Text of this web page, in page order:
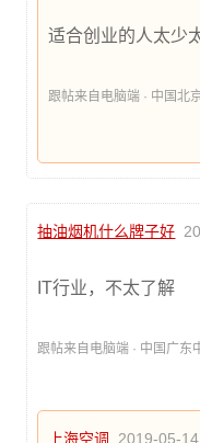
适合创业的人太少
跟帖来自电脑端 · 中国北
抽油烟机什么牌子好
IT行业，不太了解
跟帖来自电脑端 · 中国广东
上海空调 2019-05-